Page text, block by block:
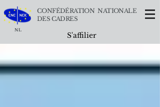
NL
CONFÉDÉRATION NATIONALE
DES CADRES
S'affilier